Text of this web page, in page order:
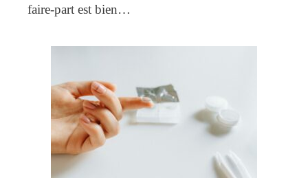
faire‑part est bien…